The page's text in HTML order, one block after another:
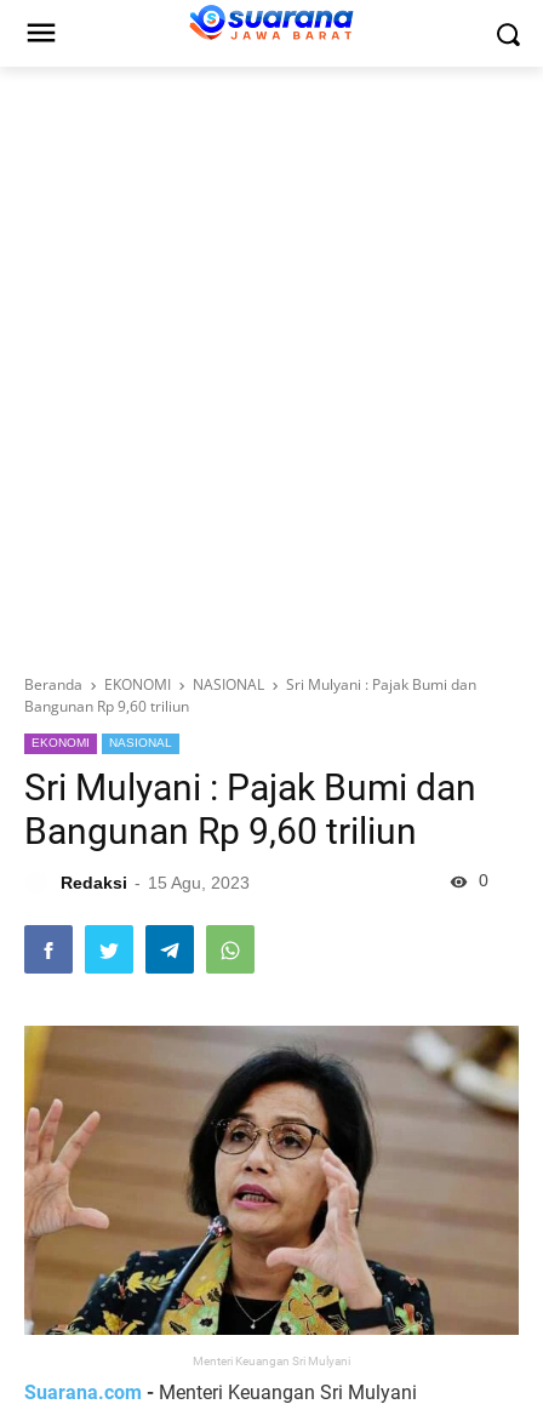
Beranda EKONOMI NASIONAL
Sri Mulyani : Pajak Bumi dan
Bangunan Rp 9,60 triliun
EKONOMI NASIONAL
Sri Mulyani : Pajak Bumi dan
Bangunan Rp 9,60 triliun
Redaksi 15 Agu, 2023 0
Menteri Keuangan Sri Mulyani
Suarana.com - Menteri Keuangan Sri Mulyani